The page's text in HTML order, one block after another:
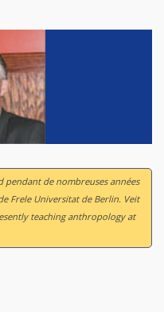
pendant de nombreuses années
Frele Universitat de Berlin. Veit
teaching anthropology at